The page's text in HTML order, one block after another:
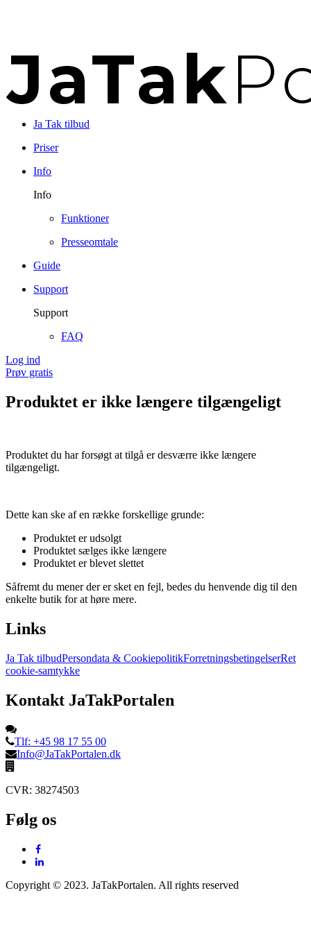
Ja Tak tilbud
Priser
Info
Info
Funktioner
Presseomtale
Guide
Support
Support
FAQ
Log ind
Prøv gratis
Produktet er ikke længere tilgængeligt
Produktet du har forsøgt at tilgå er desværre ikke længere
tilgængeligt.
Dette kan ske af en række forskellige grunde:
Produktet er udsolgt
Produktet sælges ikke længere
Produktet er blevet slettet
Såfremt du mener der er sket en fejl, bedes du henvende dig til den
enkelte butik for at høre mere.
Links
Ja Tak tilbudPersondata & CookiepolitikForretningsbetingelserRet
cookie-samtykke
Kontakt JaTakPortalen
Tlf: +45 98 17 55 00
Info@JaTakPortalen.dk
CVR: 38274503
Følg os
Copyright © 2023. JaTakPortalen. All rights reserved